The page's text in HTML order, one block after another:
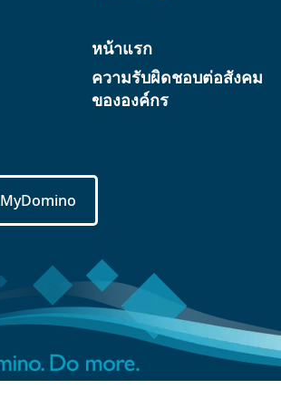
หน้าแรก
ความรับผิดชอบต่อสังคม
ขององค์กร
MyDomino